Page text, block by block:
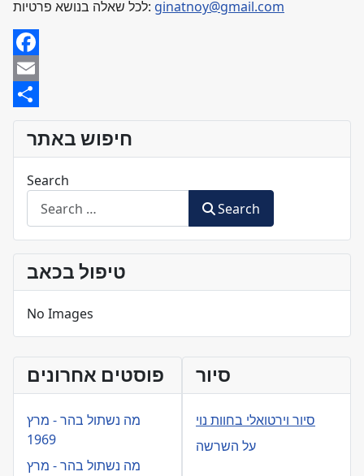
לכל שאלה בנושא פרטיות: ginatnoy@gmail.com
Facebook
Email
Share
חיפוש באתר
Search
Search
טיפול בכאב
No Images
פוסטים אחרונים
מה נשתול בהר - מרץ
1969
מה נשתול בהר - מרץ
סיור
סיור וירטואלי בחוות נוי
על השרשה